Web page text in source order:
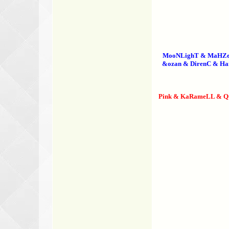
MooNLighT &
&ozan & DirenC &
Pink & KaRameLL &